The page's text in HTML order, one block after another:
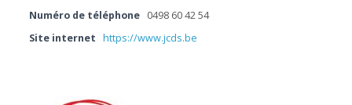
Numéro de téléphone 0498 60 42 54
Site internet https://www.jcds.be